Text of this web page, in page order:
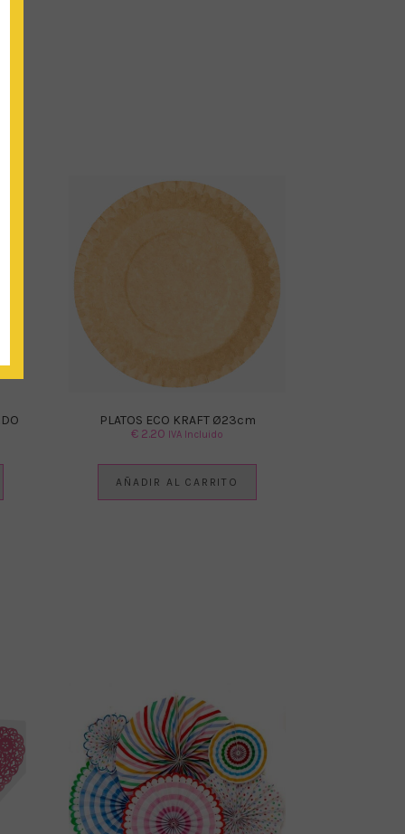
PLATOS ECO KRAFT Ø23cm
€ 2.20 IVA Incluido
AÑADIR AL CARRITO